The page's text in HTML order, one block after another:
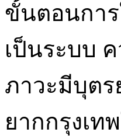
ขั้นตอนการ
เป็นระบบ
ภาวะมีบุต
ยากกรุงเท